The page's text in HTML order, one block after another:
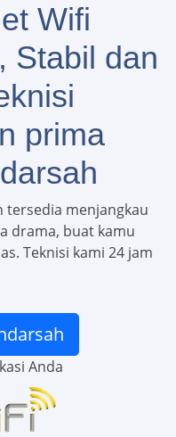
Wifi
Stabil dan
prima
tersedia menjangkau
drama, buat kamu
Teknisi kami 24 jam
Anda